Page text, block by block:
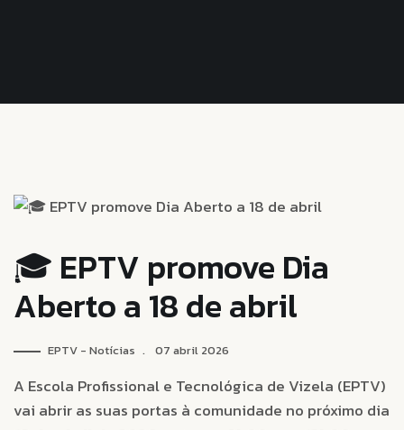
🎓 EPTV promove Dia
Aberto a 18 de abril
EPTV - Notícias 07 abril 2026
A Escola Profissional e Tecnológica de Vizela (EPTV)
vai abrir as suas portas à comunidade no próximo dia